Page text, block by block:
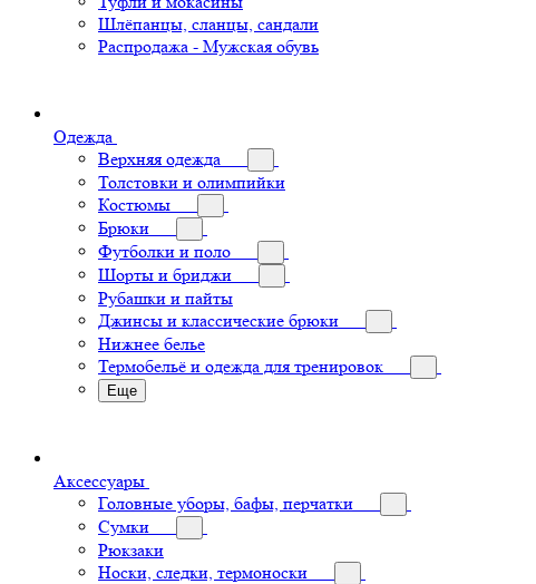
Шлёпанцы, сланцы, сандали
Распродажа - Мужская обувь
Одежда
Верхняя одежда
Толстовки и олимпийки
Костюмы
Брюки
Футболки и поло
Шорты и бриджи
Рубашки и пайты
Джинсы и классические брюки
Нижнее белье
Термобельё и одежда для тренировок
Еще
Аксессуары
Головные уборы, бафы, перчатки
Сумки
Рюкзаки
Носки, следки, термоноски